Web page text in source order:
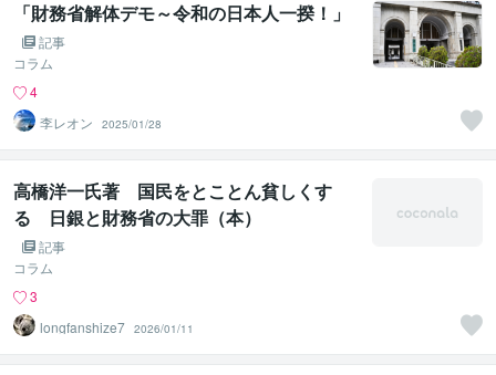
「財務省解体デモ～令和の日本人一揆！」
記事
コラム
4
李レオン
2025/01/28
高橋洋一氏著 国民をとことん貧しくす
る 日銀と財務省の大罪（本）
記事
コラム
3
longfanshize7 2026/01/11